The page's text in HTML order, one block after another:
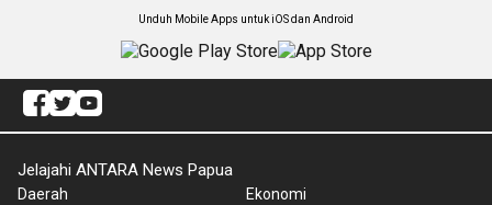
Unduh Mobile Apps untuk iOS dan Android
Jelajahi ANTARA News Papua
Daerah
Ekonomi